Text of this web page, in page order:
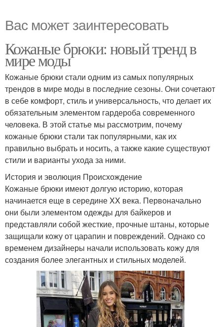
Вас может заинтересовать
Кожаные брюки: новый тренд в
мире моды
Кожаные брюки стали одним из самых популярных
трендов в мире моды в последние сезоны. Они сочетают
в себе комфорт, стиль и универсальность, что делает их
обязательным элементом гардероба современного
человека. В этой статье мы рассмотрим, почему
кожаные брюки стали так популярными, как их
правильно выбрать и носить, а также какие существуют
стили и варианты ухода за ними.
История и эволюция Происхождение
Кожаные брюки имеют долгую историю, которая
начинается еще в середине XX века. Первоначально
они были элементом одежды для байкеров и
представляли собой жесткие, прочные штаны, которые
защищали кожу от царапин и повреждений. Однако со
временем дизайнеры начали использовать кожу для
создания более элегантных и стильных моделей.